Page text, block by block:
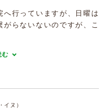
へ行っていますが、日曜は
らないないのですが、こ
む
イヌ）